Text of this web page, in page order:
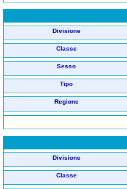
Divisione
Classe
Sesso
Tipo
Regione
Divisione
Classe